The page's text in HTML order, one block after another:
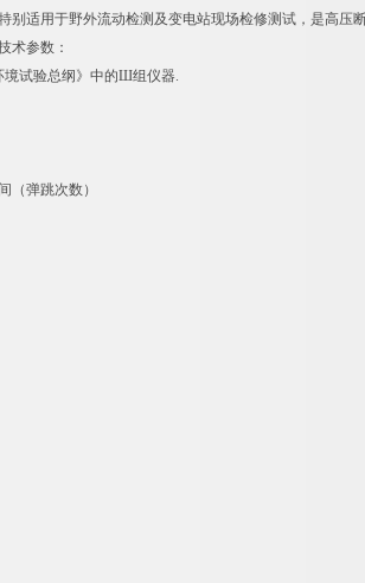
别适用于野外流动检测及变电站现场检修测试，是高压
术参数：
境试验总纲》中的Ш组仪器.
（弹跳次数）